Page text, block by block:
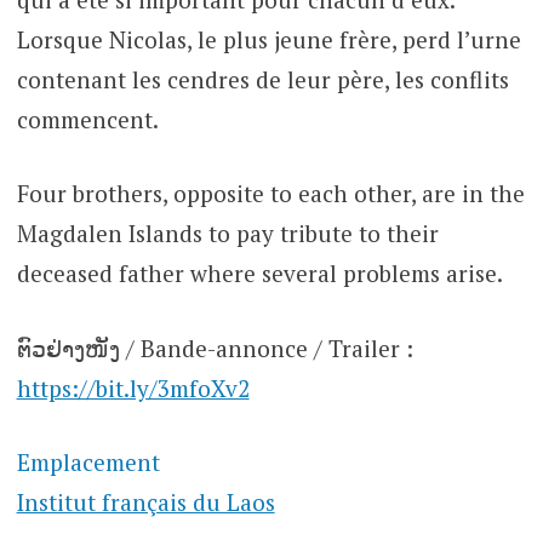
Lorsque Nicolas, le plus jeune frère, perd l’urne
contenant les cendres de leur père, les conflits
commencent.
Four brothers, opposite to each other, are in the
Magdalen Islands to pay tribute to their
deceased father where several problems arise.
ຕົວຢ່າງໜັງ / Bande-annonce / Trailer :
https://bit.ly/3mfoXv2
Emplacement
Institut français du Laos